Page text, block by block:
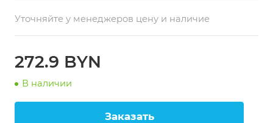
нержавеющей
Однако при этом стол разделочный
Уточняйте у менеджеров цену и наличие
272.9 BYN
В наличии
Заказать